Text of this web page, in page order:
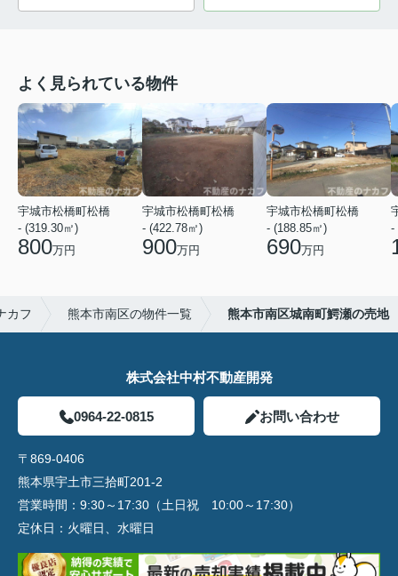
よく見られている物件
宇城市松橋町松橋
- (319.30㎡)
800万円
宇城市松橋町松橋
- (422.78㎡)
900万円
宇城市松橋町松橋
- (188.85㎡)
690万円
-
カフ 熊本市南区の物件一覧 熊本市南区城南町鰐瀬の売地
株式会社中村不動産開発
0964-22-0815 お問い合わせ
〒869-0406
熊本県宇土市三拾町201-2
営業時間： 9:30～17:30（土日祝 10:00～17:30）
定休日： 火曜日、水曜日